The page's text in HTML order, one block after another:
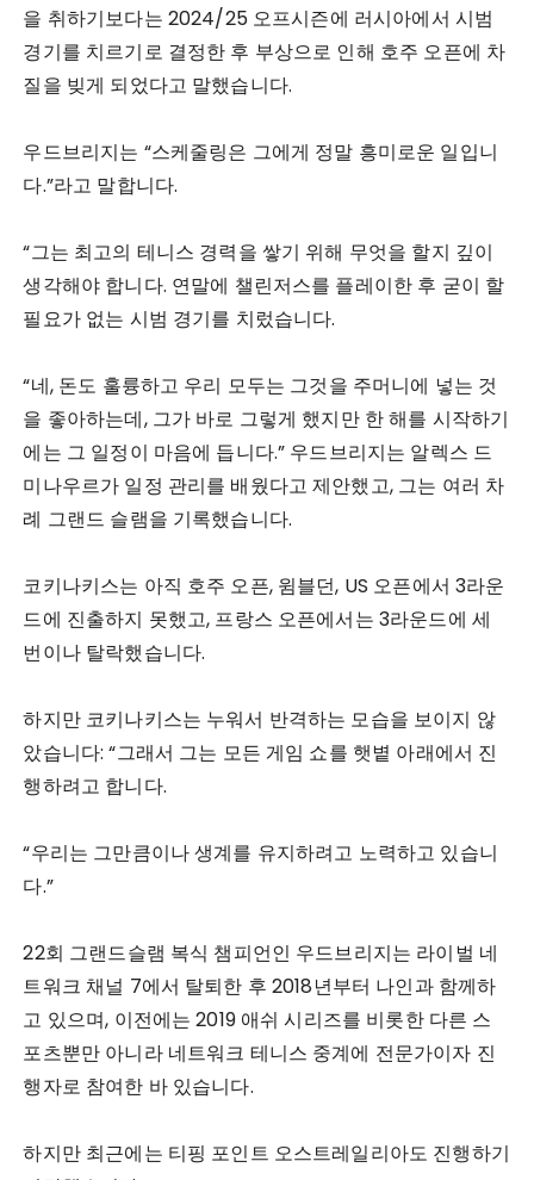
을 취하기보다는 2024/25 오프시즌에 러시아에서 시범
경기를 치르기로 결정한 후 부상으로 인해 호주 오픈에 차
질을 빚게 되었다고 말했습니다.
우드브리지는 “스케줄링은 그에게 정말 흥미로운 일입니
다.”라고 말합니다.
“그는 최고의 테니스 경력을 쌓기 위해 무엇을 할지 깊이
생각해야 합니다. 연말에 챌린저스를 플레이한 후 굳이 할
필요가 없는 시범 경기를 치렀습니다.
“네, 돈도 훌륭하고 우리 모두는 그것을 주머니에 넣는 것
을 좋아하는데, 그가 바로 그렇게 했지만 한 해를 시작하기
에는 그 일정이 마음에 듭니다.” 우드브리지는 알렉스 드
미나우르가 일정 관리를 배웠다고 제안했고, 그는 여러 차
례 그랜드 슬램을 기록했습니다.
코키나키스는 아직 호주 오픈, 윔블던, US 오픈에서 3라운
드에 진출하지 못했고, 프랑스 오픈에서는 3라운드에 세
번이나 탈락했습니다.
하지만 코키나키스는 누워서 반격하는 모습을 보이지 않
았습니다: “그래서 그는 모든 게임 쇼를 햇볕 아래에서 진
행하려고 합니다.
“우리는 그만큼이나 생계를 유지하려고 노력하고 있습니
다.”
22회 그랜드슬램 복식 챔피언인 우드브리지는 라이벌 네
트워크 채널 7에서 탈퇴한 후 2018년부터 나인과 함께하
고 있으며, 이전에는 2019 애쉬 시리즈를 비롯한 다른 스
포츠뿐만 아니라 네트워크 테니스 중계에 전문가이자 진
행자로 참여한 바 있습니다.
하지만 최근에는 티핑 포인트 오스트레일리아도 진행하기